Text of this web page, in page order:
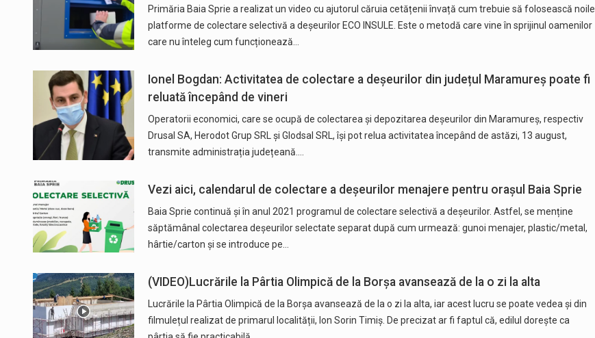
Primăria Baia Sprie a realizat un video cu ajutorul căruia cetățenii învață cum trebuie să folosească noile
platforme de colectare selectivă a deșeurilor ECO INSULE. Este o metodă care vine în sprijinul oamenilor
care nu înteleg cum funcționează…
Ionel Bogdan: Activitatea de colectare a deșeurilor din județul Maramureș poate fi
reluată începând de vineri
Operatorii economici, care se ocupă de colectarea și depozitarea deșeurilor din Maramureș, respectiv
Drusal SA, Herodot Grup SRL și Glodsal SRL, își pot relua activitatea începând de astăzi, 13 august,
transmite administrația județeană.…
Vezi aici, calendarul de colectare a deșeurilor menajere pentru orașul Baia Sprie
Baia Sprie continuă și în anul 2021 programul de colectare selectivă a deșeurilor. Astfel, se menține
săptămânal colectarea deșeurilor selectate separat după cum urmează: gunoi menajer, plastic/metal,
hârtie/carton și se introduce pe…
(VIDEO)Lucrările la Pârtia Olimpică de la Borșa avansează de la o zi la alta
Lucrările la Pârtia Olimpică de la Borșa avansează de la o zi la alta, iar acest lucru se poate vedea și din
filmulețul realizat de primarul localității, Ion Sorin Timiș. De precizat ar fi faptul că, edilul dorește ca